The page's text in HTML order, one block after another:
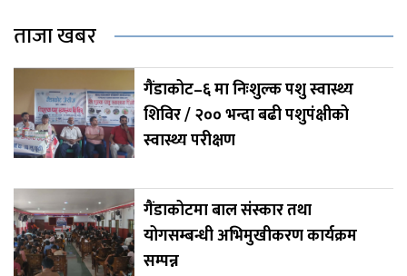
ताजा खबर
गैंडाकोट–६ मा निःशुल्क पशु स्वास्थ्य
शिविर / २०० भन्दा बढी पशुपंक्षीको
स्वास्थ्य परीक्षण
गैंडाकोटमा बाल संस्कार तथा
योगसम्बन्धी अभिमुखीकरण कार्यक्रम
सम्पन्न